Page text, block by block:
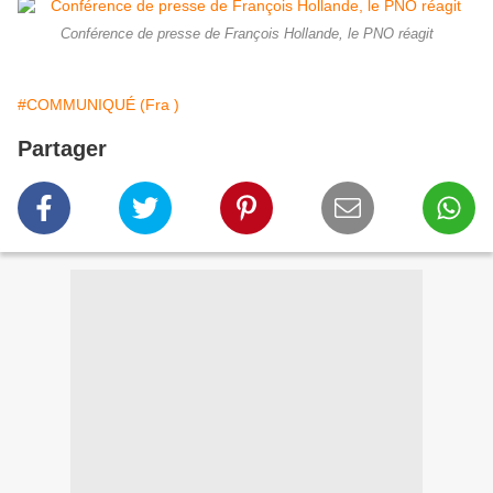
Conférence de presse de François Hollande, le PNO réagit
#COMMUNIQUÉ (Fra )
Partager